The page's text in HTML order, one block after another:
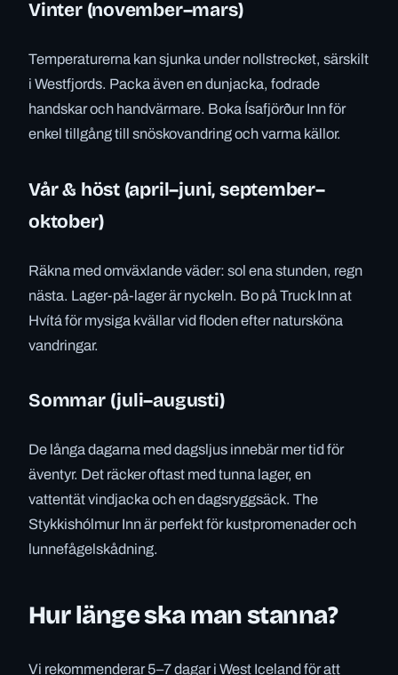
Vinter (november–mars)
Temperaturerna kan sjunka under nollstrecket, särskilt
i Westfjords. Packa även en dunjacka, fodrade
handskar och handvärmare. Boka Ísafjörður Inn för
enkel tillgång till snöskovandring och varma källor.
Vår & höst (april–juni, september–
oktober)
Räkna med omväxlande väder: sol ena stunden, regn
nästa. Lager-på-lager är nyckeln. Bo på Truck Inn at
Hvítá för mysiga kvällar vid floden efter natursköna
vandringar.
Sommar (juli–augusti)
De långa dagarna med dagsljus innebär mer tid för
äventyr. Det räcker oftast med tunna lager, en
vattentät vindjacka och en dagsryggsäck. The
Stykkishólmur Inn är perfekt för kustpromenader och
lunnefågelskådning.
Hur länge ska man stanna?
Vi rekommenderar 5–7 dagar i West Iceland för att